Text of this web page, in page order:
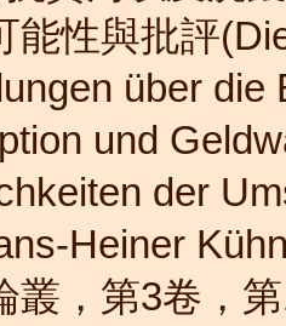
能性與批評
über die
und
der
Heiner
叢，第3卷，第